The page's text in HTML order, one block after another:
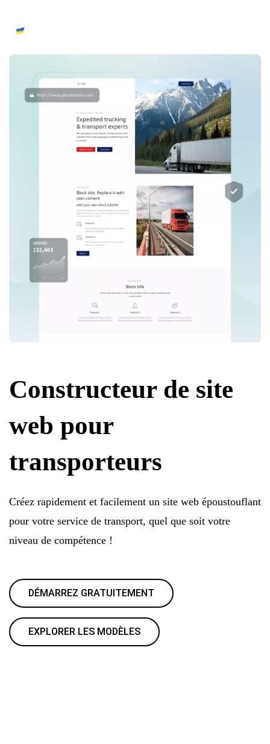
Constructeur de site
web pour
transporteurs
Créez rapidement et facilement un site web époustouflant
pour votre service de transport, quel que soit votre
niveau de compétence !
DÉMARREZ GRATUITEMENT
EXPLORER LES MODÈLES